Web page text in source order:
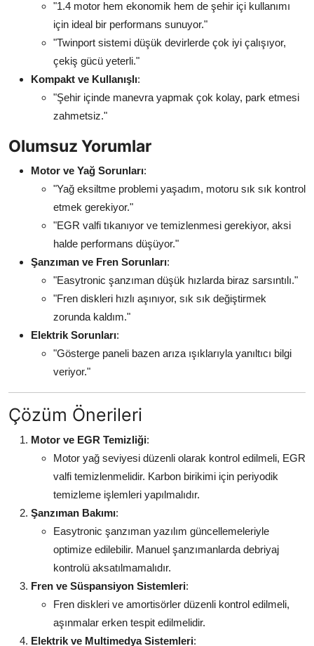
"1.4 motor hem ekonomik hem de şehir içi kullanımı
için ideal bir performans sunuyor."
"Twinport sistemi düşük devirlerde çok iyi çalışıyor,
çekiş gücü yeterli."
Kompakt ve Kullanışlı:
"Şehir içinde manevra yapmak çok kolay, park etmesi
zahmetsiz."
Olumsuz Yorumlar
Motor ve Yağ Sorunları:
"Yağ eksiltme problemi yaşadım, motoru sık sık kontrol
etmek gerekiyor."
"EGR valfi tıkanıyor ve temizlenmesi gerekiyor, aksi
halde performans düşüyor."
Şanzıman ve Fren Sorunları:
"Easytronic şanzıman düşük hızlarda biraz sarsıntılı."
"Fren diskleri hızlı aşınıyor, sık sık değiştirmek
zorunda kaldım."
Elektrik Sorunları:
"Gösterge paneli bazen arıza ışıklarıyla yanıltıcı bilgi
veriyor."
Çözüm Önerileri
Motor ve EGR Temizliği:
Motor yağ seviyesi düzenli olarak kontrol edilmeli, EGR
valfi temizlenmelidir. Karbon birikimi için periyodik
temizleme işlemleri yapılmalıdır.
Şanzıman Bakımı:
Easytronic şanzıman yazılım güncellemeleriyle
optimize edilebilir. Manuel şanzımanlarda debriyaj
kontrolü aksatılmamalıdır.
Fren ve Süspansiyon Sistemleri:
Fren diskleri ve amortisörler düzenli kontrol edilmeli,
aşınmalar erken tespit edilmelidir.
Elektrik ve Multimedya Sistemleri: